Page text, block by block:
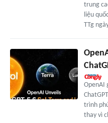
trung
liệu
TTg
OpenAI
trình
thay vì